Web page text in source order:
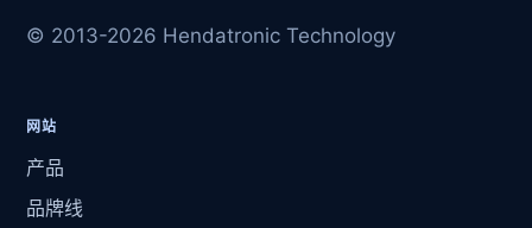
© 2013-2026 Hendatronic Technology
网站
产品
品牌线